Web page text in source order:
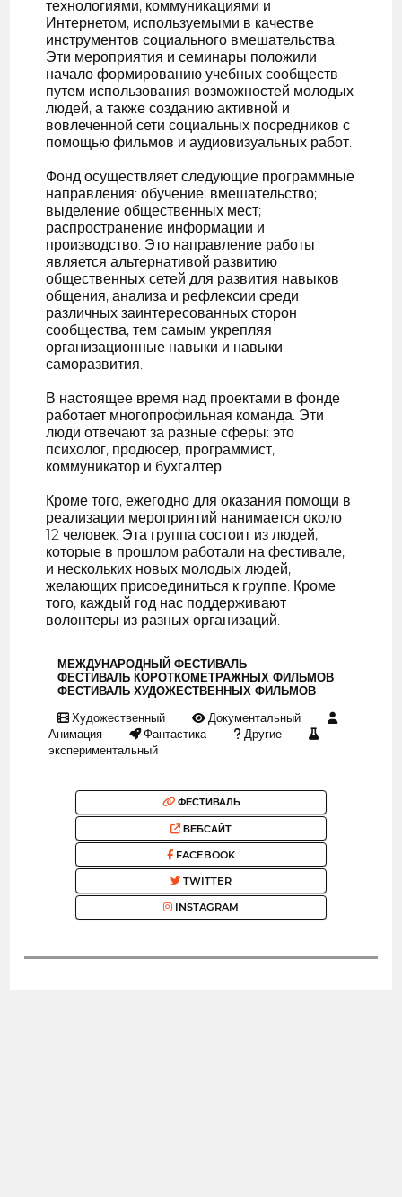
технологиями, коммуникациями и
Интернетом, используемыми в качестве
инструментов социального вмешательства.
Эти мероприятия и семинары положили
начало формированию учебных сообществ
путем использования возможностей молодых
людей, а также созданию активной и
вовлеченной сети социальных посредников с
помощью фильмов и аудиовизуальных работ.
Фонд осуществляет следующие программные
направления: обучение; вмешательство;
выделение общественных мест;
распространение информации и
производство. Это направление работы
является альтернативой развитию
общественных сетей для развития навыков
общения, анализа и рефлексии среди
различных заинтересованных сторон
сообщества, тем самым укрепляя
организационные навыки и навыки
саморазвития.
В настоящее время над проектами в фонде
работает многопрофильная команда. Эти
люди отвечают за разные сферы: это
психолог, продюсер, программист,
коммуникатор и бухгалтер.
Кроме того, ежегодно для оказания помощи в
реализации мероприятий нанимается около
12 человек. Эта группа состоит из людей,
которые в прошлом работали на фестивале,
и нескольких новых молодых людей,
желающих присоединиться к группе. Кроме
того, каждый год нас поддерживают
волонтеры из разных организаций.
МЕЖДУНАРОДНЫЙ ФЕСТИВАЛЬ
ФЕСТИВАЛЬ КОРОТКОМЕТРАЖНЫХ ФИЛЬМОВ
ФЕСТИВАЛЬ ХУДОЖЕСТВЕННЫХ ФИЛЬМОВ
Художественный
Документальный
Анимация
Фантастика
Другие
экспериментальный
ФЕСТИВАЛЬ
ВЕБСАЙТ
FACEBOOK
TWITTER
INSTAGRAM